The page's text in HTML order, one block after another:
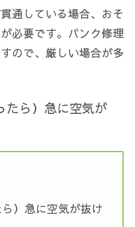
通している場合、おそ
必要です。パンク修理
ので、厳しい場合が多
たら）急に空気が
）急に空気が抜け